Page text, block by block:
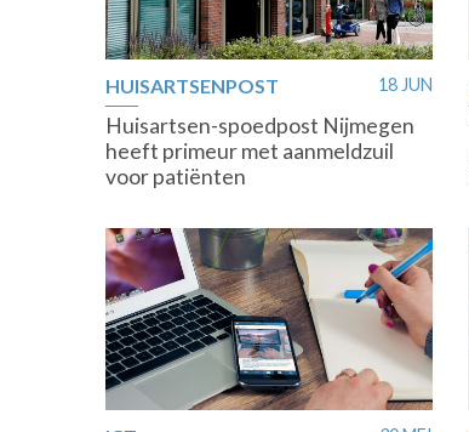
HUISARTSENPOST 18 JUN
Huisartsen-spoedpost Nijmegen
heeft primeur met aanmeldzuil
voor patiënten